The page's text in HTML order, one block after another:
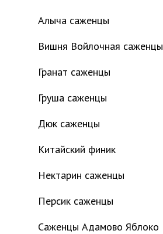
Алыча саженцы
Вишня Войлочная саженцы
Гранат саженцы
Груша саженцы
Дюк саженцы
Китайский финик
Нектарин саженцы
Персик саженцы
Саженцы Адамово Яблоко